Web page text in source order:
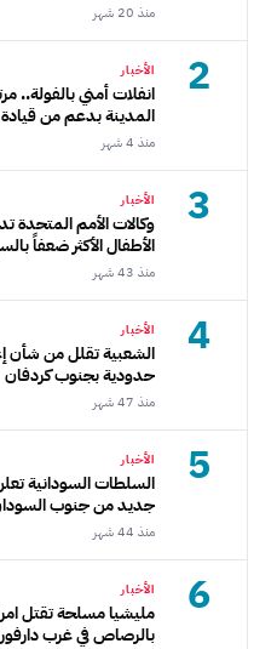
منذ 20 شهر
2 الأخبار
انفلات أمني بالفولة..
المدينة بدعم من قيادة
منذ 4 شهر
3 الأخبار
وكالات الأمم المتحدة
الأطفال الأكثر ضعفاً
منذ 43 شهر
4 الأخبار
الشعبية تقلل من شأن
حدودية بجنوب كردفان
منذ 47 شهر
5 الأخبار
جديد من جنوب
منذ 44 شهر
6 الأخبار
بالرصاص في غرب دارفور